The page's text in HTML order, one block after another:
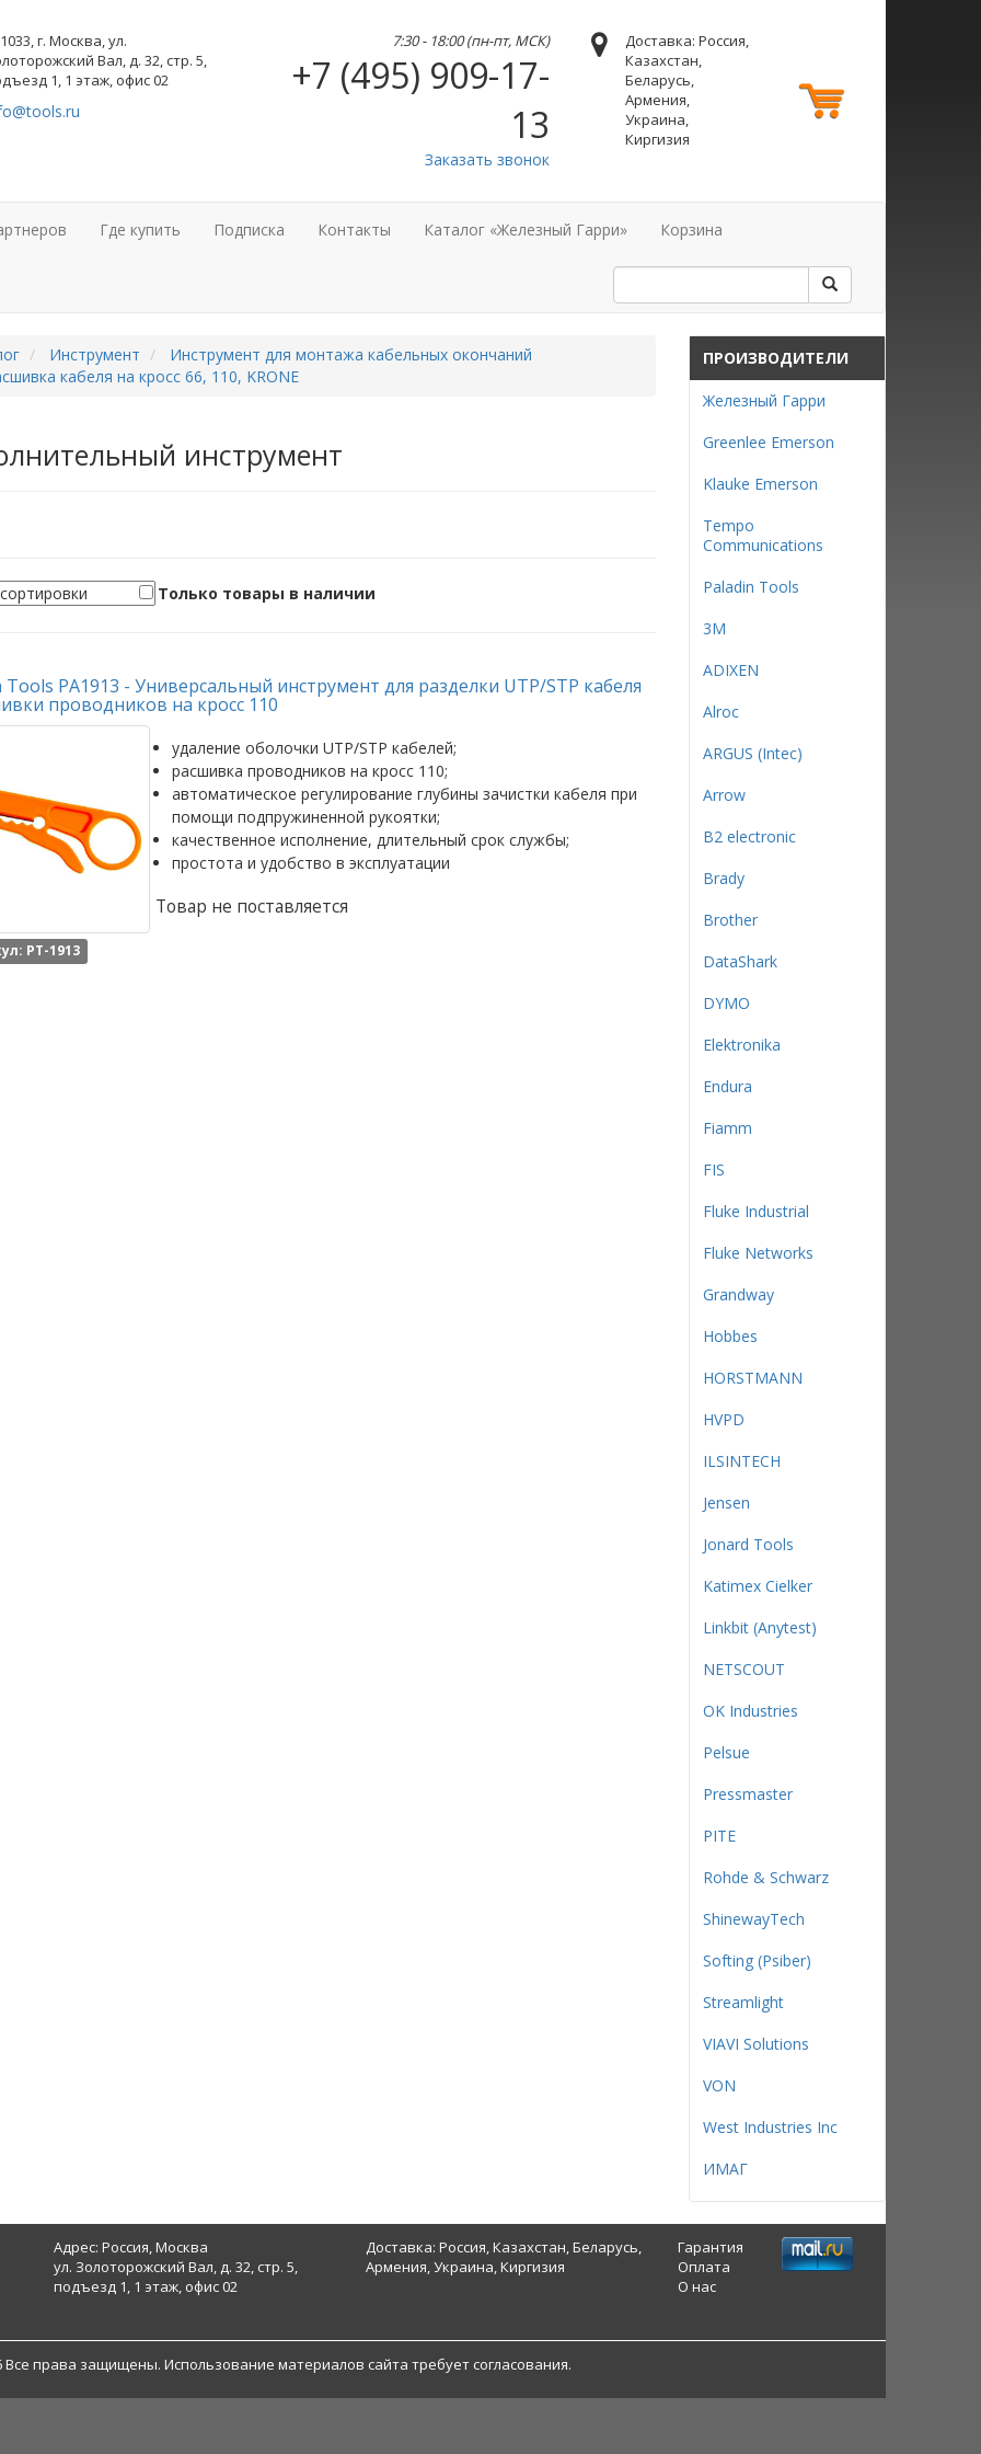
г. Москва, ул.
Вал, д. 32, стр. 5,
1, 1 этаж, офис 02
7:30 - 18:00 (пн-пт, МСК)
+7 (495) 909-17-
13
Заказать звонок
Доставка: Россия,
Казахстан,
Беларусь,
Армения,
Украина,
Киргизия
Где купить Подписка Контакты Каталог «Железный Гарри» Корзина
Инструмент
Инструмент для монтажа кабельных окончаний
кабеля на кросс 66, 110, KRONE
инструмент
Только товары в наличии
Tools PA1913 - Универсальный инструмент для разделки UTP/STP кабеля
проводников на кросс 110
PT-1913
удаление оболочки UTP/STP кабелей;
расшивка проводников на кросс 110;
автоматическое регулирование глубины зачистки кабеля при
помощи подпружиненной рукоятки;
качественное исполнение, длительный срок службы;
простота и удобство в эксплуатации
Товар не поставляется
ПРОИЗВОДИТЕЛИ
Железный Гарри
Greenlee Emerson
Klauke Emerson
Tempo
Communications
Paladin Tools
3М
ADIXEN
Alroc
ARGUS (Intec)
Arrow
B2 electronic
Brady
Brother
DataShark
DYMO
Elektronika
Endura
Fiamm
FIS
Fluke Industrial
Fluke Networks
Grandway
Hobbes
HORSTMANN
HVPD
ILSINTECH
Jensen
Jonard Tools
Katimex Cielker
Linkbit (Anytest)
NETSCOUT
OK Industries
Pelsue
Pressmaster
PITE
Rohde & Schwarz
ShinewayTech
Softing (Psiber)
Streamlight
VIAVI Solutions
VON
West Industries Inc
ИМАГ
Адрес: Россия, Москва
ул. Золоторожский Вал, д. 32, стр. 5,
подъезд 1, 1 этаж, офис 02
Доставка: Россия, Казахстан, Беларусь,
Армения, Украина, Киргизия
Гарантия
Оплата
О нас
Все права защищены. Использование материалов сайта требует согласования.